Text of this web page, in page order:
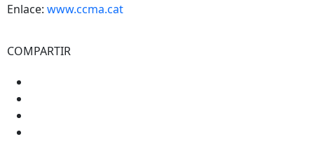
Enlace: www.ccma.cat
COMPARTIR